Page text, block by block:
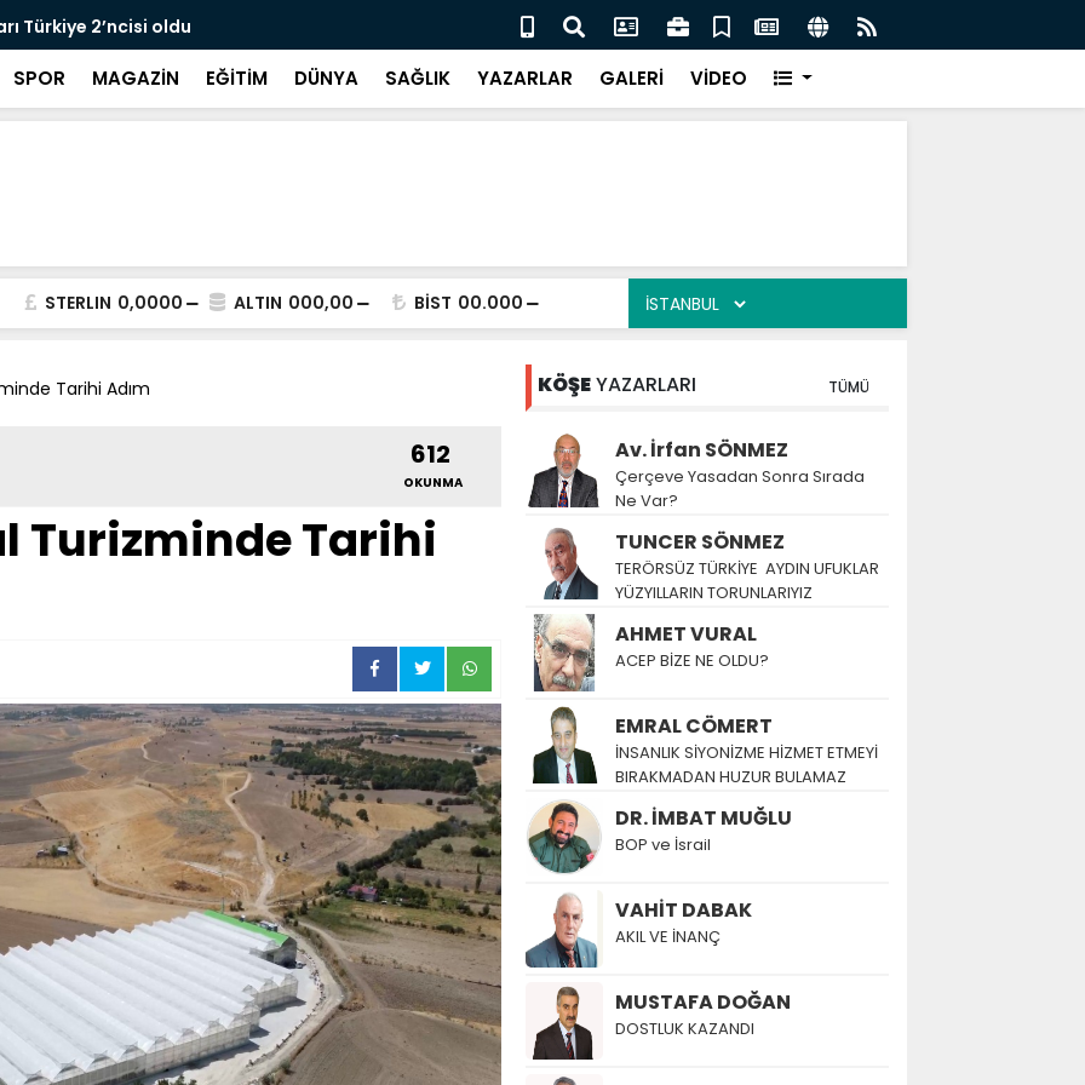
oldu Haykır’dan festivaldeki görüntülere tepki
SPOR MAGAZİN EĞİTİM DÜNYA SAĞLIK YAZARLAR GALERİ VİDEO
STERLIN 0,0000 ALTIN 000,00 BİST 00.000
Tarihi Adım
612
OKUNMA
Turizminde Tarihi
KÖŞEYAZARLARI TÜMÜ
Av. İrfan SÖNMEZ
Çerçeve Yasadan Sonra Sırada
Ne Var?
TUNCER SÖNMEZ
TERÖRSÜZ TÜRKİYE AYDIN UFUKLAR
YÜZYILLARIN TORUNLARIYIZ
AHMET VURAL
ACEP BİZE NE OLDU?
EMRAL CÖMERT
İNSANLIK SİYONİZME HİZMET ETMEYİ
BIRAKMADAN HUZUR BULAMAZ
DR. İMBAT MUĞLU
BOP ve İsrail
VAHİT DABAK
AKIL VE İNANÇ
MUSTAFA DOĞAN
DOSTLUK KAZANDI